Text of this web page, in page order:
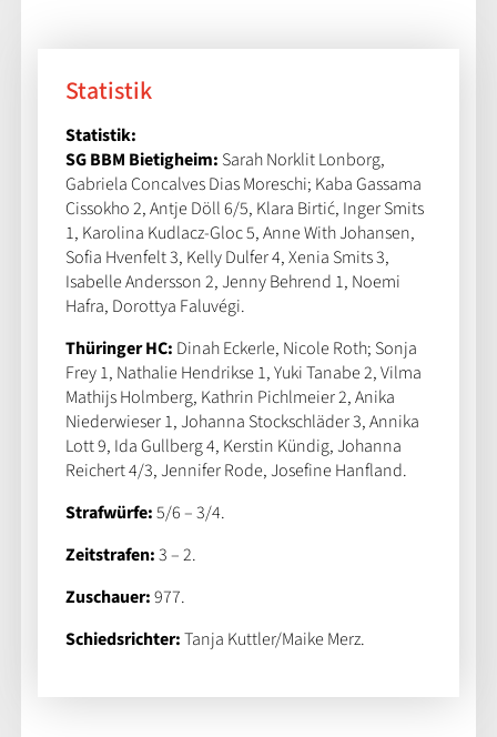
Statistik
Statistik:
SG BBM Bietigheim: Sarah Norklit Lonborg,
Gabriela Concalves Dias Moreschi; Kaba Gassama
Cissokho 2, Antje Döll 6/5, Klara Birtić, Inger Smits
1, Karolina Kudlacz-Gloc 5, Anne With Johansen,
Sofia Hvenfelt 3, Kelly Dulfer 4, Xenia Smits 3,
Isabelle Andersson 2, Jenny Behrend 1, Noemi
Hafra, Dorottya Faluvégi.
Thüringer HC: Dinah Eckerle, Nicole Roth; Sonja
Frey 1, Nathalie Hendrikse 1, Yuki Tanabe 2, Vilma
Mathijs Holmberg, Kathrin Pichlmeier 2, Anika
Niederwieser 1, Johanna Stockschläder 3, Annika
Lott 9, Ida Gullberg 4, Kerstin Kündig, Johanna
Reichert 4/3, Jennifer Rode, Josefine Hanfland.
Strafwürfe:5/6 – 3/4.
Zeitstrafen:3 – 2.
Zuschauer:977.
Schiedsrichter:Tanja Kuttler/Maike Merz.